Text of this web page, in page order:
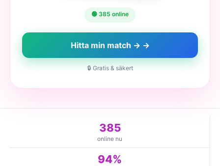
🟢 385 online
Hitta min match → →
🔒 Gratis & säkert
385
online nu
94%